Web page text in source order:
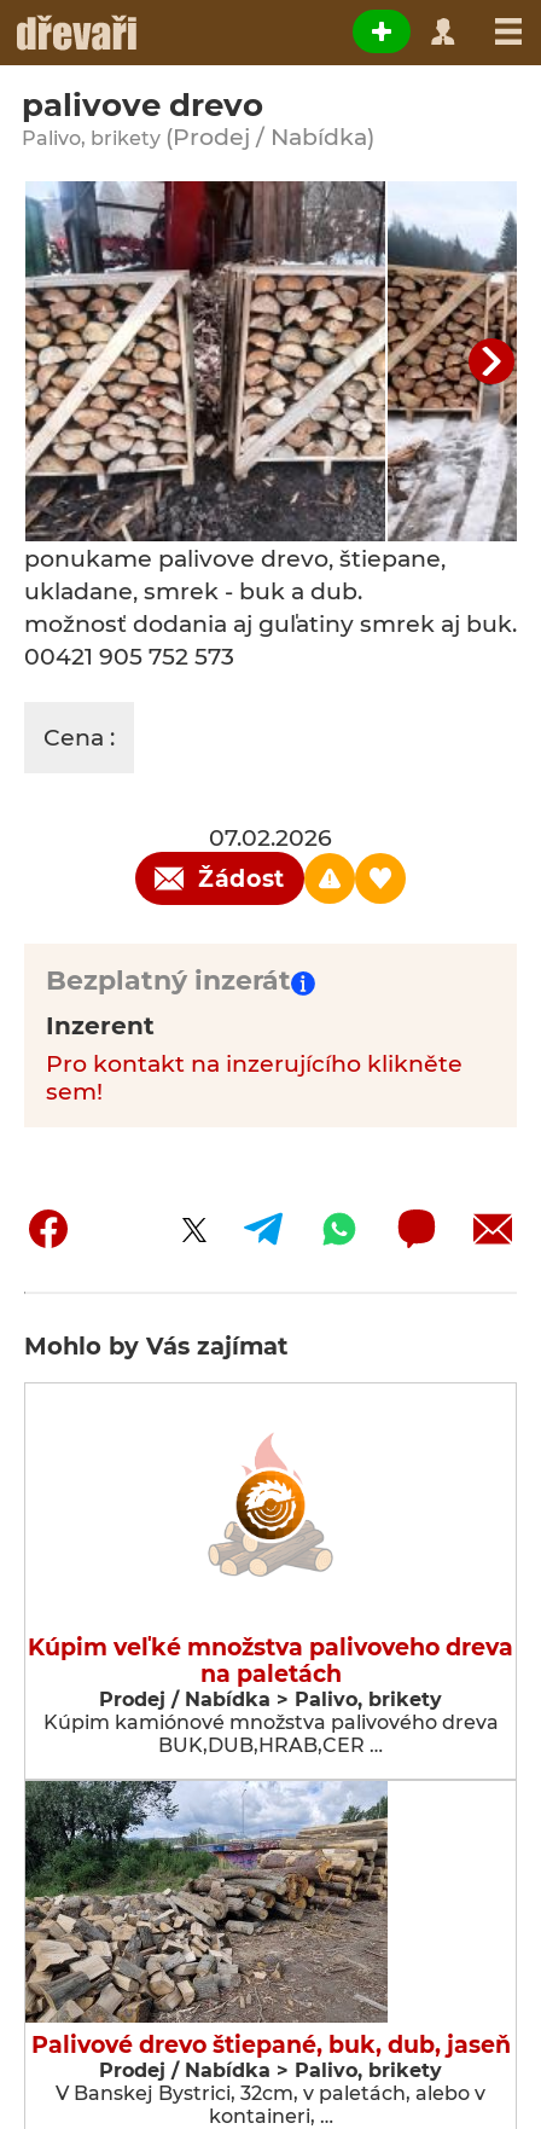
palivove drevo
Palivo, brikety (Prodej / Nabídka)
ponukame palivove drevo, štiepane,
ukladane, smrek - buk a dub.
možnosť dodania aj guľatiny smrek aj buk.
00421 905 752 573
Cena :
07.02.2026
Žádost
Bezplatný inzerát
Inzerent
Pro kontakt na inzerujícího klikněte
sem!
Mohlo by Vás zajímat
Kúpim veľké množstva palivoveho dreva
na paletách
Prodej / Nabídka > Palivo, brikety
Kúpim kamiónové množstva palivového dreva
BUK,DUB,HRAB,CER …
Palivové drevo štiepané, buk, dub, jaseň
Prodej / Nabídka > Palivo, brikety
V Banskej Bystrici, 32cm, v paletách, alebo v
kontaineri, …